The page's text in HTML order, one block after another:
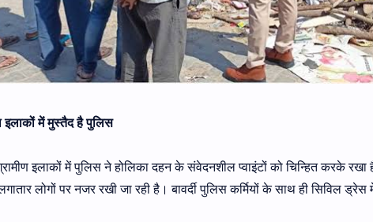
में मुस्तैद है पुलिस
इलाकों में पुलिस ने होलिका दहन के संवेदनशील प्वाइंटों को चिन्हित करके
लोगों पर नजर रखी जा रही है। बावर्दी पुलिस कर्मियों के साथ ही सिविल ड्रेस